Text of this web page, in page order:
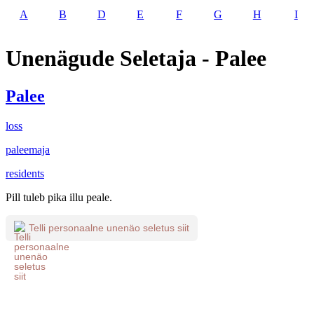
A B D E F G H I
Unenägude Seletaja - Palee
Palee
loss
paleemaja
residents
Pill tuleb pika illu peale.
Telli personaalne unenäo seletus siit